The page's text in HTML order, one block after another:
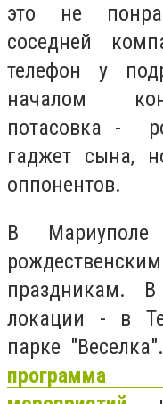
это не
соседней
телефон у
началом
потасовка -
гаджет сына,
оппонентов.
В
праздникам.
локации - в
парке
программа